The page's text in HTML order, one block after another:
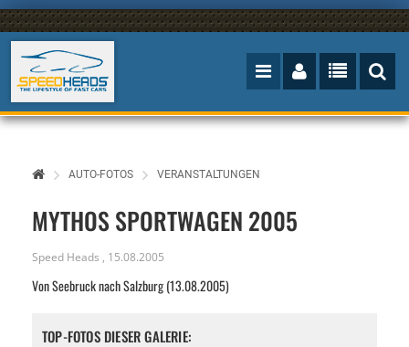
AUTO-FOTOS VERANSTALTUNGEN
MYTHOS SPORTWAGEN 2005
Speed Heads , 15.08.2005
Von Seebruck nach Salzburg (13.08.2005)
TOP-FOTOS DIESER GALERIE: